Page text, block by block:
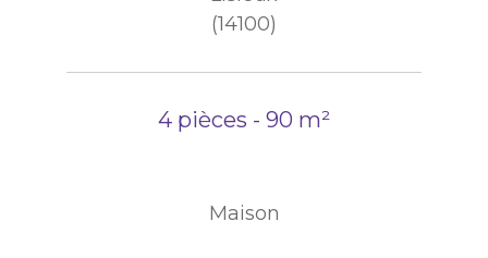
(14100)
4 pièces - 90 m²
Maison